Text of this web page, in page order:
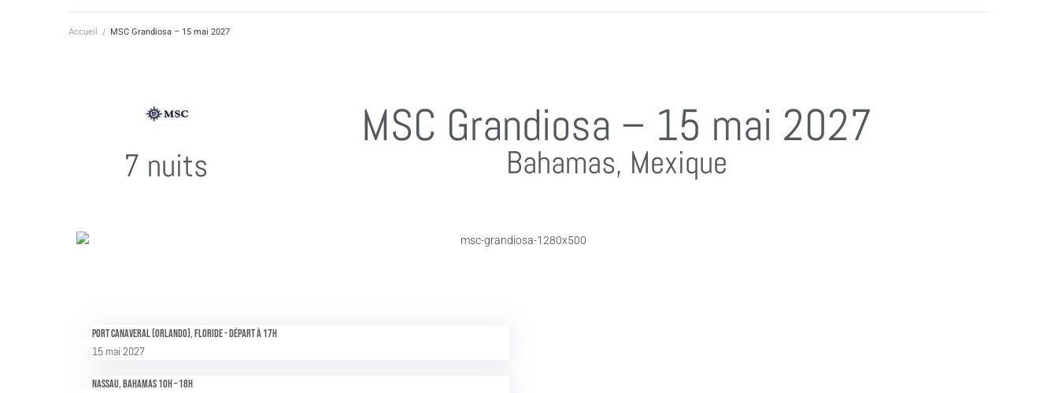
Accueil / MSC Grandiosa – 15 mai 2027
7 nuits
MSC Grandiosa – 15 mai 2027
Bahamas, Mexique
Port Canaveral (Orlando), Floride - Départ à 17h
15 mai 2027
Nassau, Bahamas 10h – 18h